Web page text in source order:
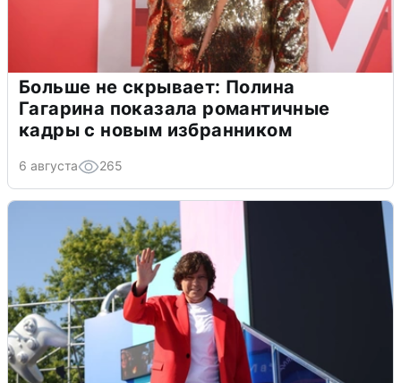
Больше не скрывает: Полина
Гагарина показала романтичные
кадры с новым избранником
6 августа 265